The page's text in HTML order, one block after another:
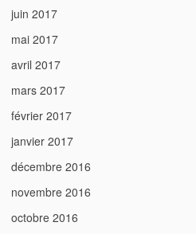
juin 2017
mai 2017
avril 2017
mars 2017
février 2017
janvier 2017
décembre 2016
novembre 2016
octobre 2016